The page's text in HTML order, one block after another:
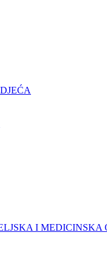
I MEDICINSKA